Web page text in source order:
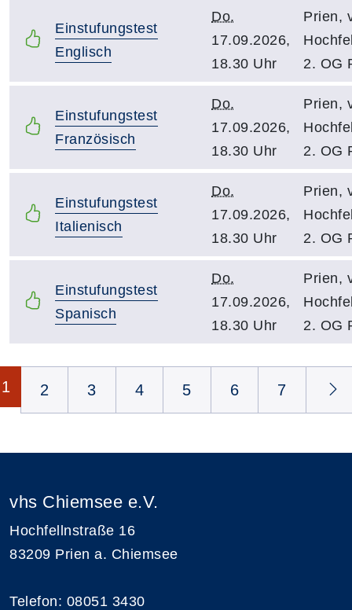
Einstufungstest
Englisch
Do.
17.09.2026,
18.30 Uhr
Prien,
2. OG
Einstufungstest
Französisch
Do.
17.09.2026,
18.30 Uhr
Prien,
2. OG
Einstufungstest
Italienisch
Do.
17.09.2026,
18.30 Uhr
Prien,
2. OG
Einstufungstest
Spanisch
Do.
17.09.2026,
18.30 Uhr
Prien,
2. OG
1 2 3 4 5 6 7
vhs Chiemsee e.V.
Hochfellnstraße 16
83209 Prien a. Chiemsee
Telefon: 08051 3430